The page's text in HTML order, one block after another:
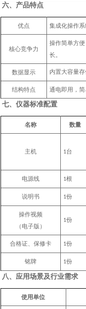
六、 产品特点
优点 集成化操作
核心竞争力
操作简单方
长。
数据显示 内置大容量
结构特点 通电即用，
七、 仪器标准配置
名称 数量
主机 1台
电源线 1根
说明书 1份
操作视频
（电子版）
1份
合格证、保修卡 1份
铭牌 1份
八、 应用场景及行业需求
使用单位